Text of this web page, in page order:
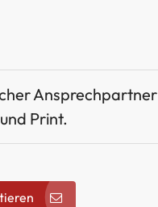
Ansprechpartner
Print.